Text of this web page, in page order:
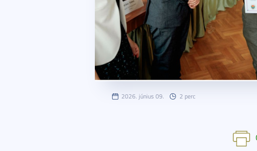
2026. június 09. 2 perc